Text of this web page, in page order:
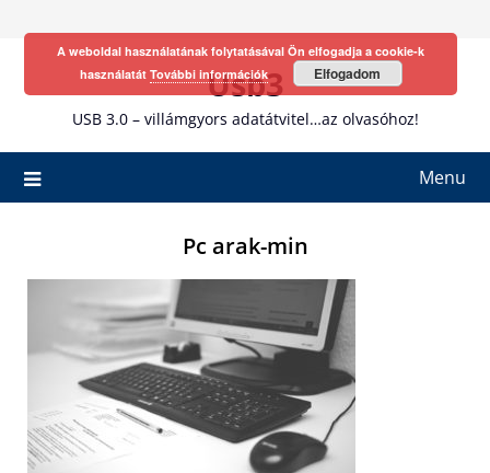
Usb3
USB 3.0 – villámgyors adatátvitel…az olvasóhoz!
Menu
Pc arak-min
A weboldal használatának folytatásával Ön elfogadja a cookie-k
használatát További információk Elfogadom